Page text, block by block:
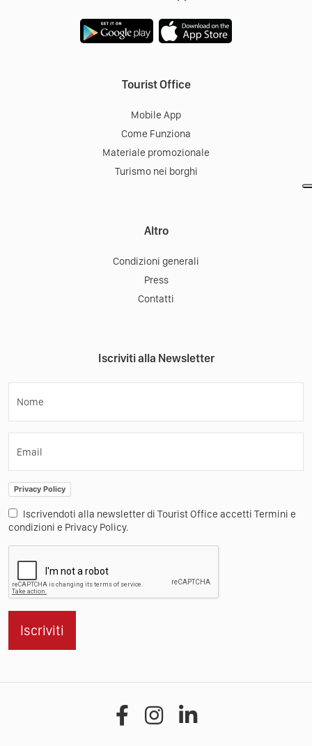
Tourist Office
Mobile App
Come Funziona
Materiale promozionale
Turismo nei borghi
Altro
Condizioni generali
Press
Contatti
Iscriviti alla Newsletter
Nome
Email
Privacy Policy
Iscrivendoti alla newsletter di Tourist Office accetti Termini e
condizioni e Privacy Policy.
Iscriviti